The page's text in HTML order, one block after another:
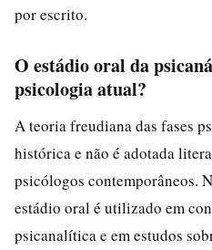
por escrito.
O estádio oral da
psicologia atual?
A teoria freudiana das fases
histórica e não é adotada
psicólogos contemporâneos.
estádio oral é utilizado em
psicanalítica e em estudos